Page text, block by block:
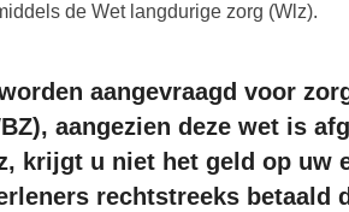
de Wet langdurige zorg (Wlz).
aangevraagd voor
aangezien deze wet is
krijgt u niet het geld op uw
rechtstreeks betaald